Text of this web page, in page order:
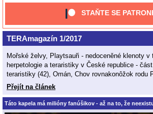
STAŇTE SE
TERAmagazín 1/2017
Mořské želvy, Playtsauři - nedoceněné klenoty v
herpetologie a teraristiky v České republice -
teraristiky (42), Omán, Chov rovnakonôžok rodu
Přejít na článek
Táto kapela má milióny fanúšikov - až na to, že